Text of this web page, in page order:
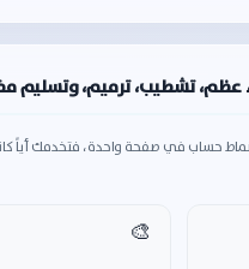
عظم، تشطيب، ترميم، وتسليم
حساب في صفحة واحدة، فتخدمك أياً
🎨